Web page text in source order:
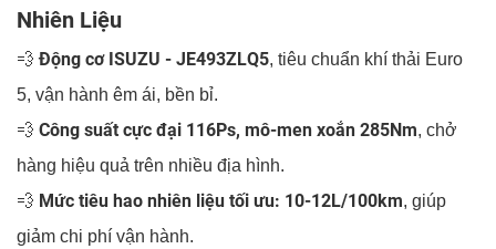
Nhiên Liệu
💨Động cơ ISUZU - JE493ZLQ5, tiêu chuẩn khí thải Euro
5, vận hành êm ái, bền bỉ.
💨 Công suất cực đại 116Ps, mô-men xoắn 285Nm, chở
hàng hiệu quả trên nhiều địa hình.
💨 Mức tiêu hao nhiên liệu tối ưu: 10-12L/100km, giúp
giảm chi phí vận hành.